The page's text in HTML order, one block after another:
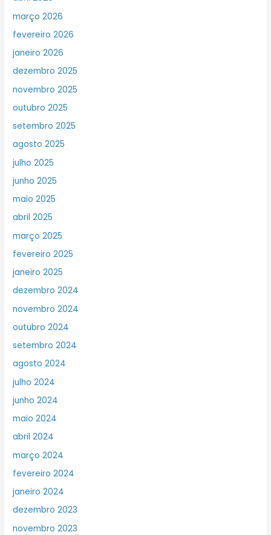
março 2026
fevereiro 2026
janeiro 2026
dezembro 2025
novembro 2025
outubro 2025
setembro 2025
agosto 2025
julho 2025
junho 2025
maio 2025
abril 2025
março 2025
fevereiro 2025
janeiro 2025
dezembro 2024
novembro 2024
outubro 2024
setembro 2024
agosto 2024
julho 2024
junho 2024
maio 2024
abril 2024
março 2024
fevereiro 2024
janeiro 2024
dezembro 2023
novembro 2023